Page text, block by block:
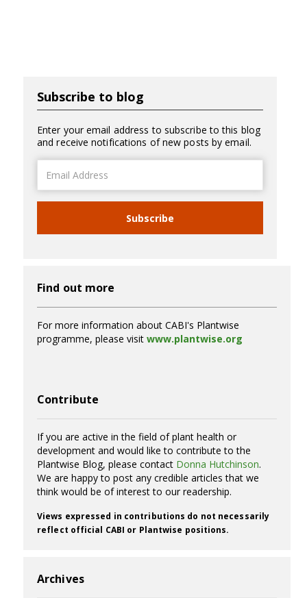
Subscribe to blog
Enter your email address to subscribe to this blog
and receive notifications of new posts by email.
Address
Subscribe
Find out more
For more information about CABI's Plantwise
programme, please visit www.plantwise.org
Contribute
If you are active in the field of plant health or
development and would like to contribute to the
Plantwise Blog, please contact Donna Hutchinson.
We are happy to post any credible articles that we
think would be of interest to our readership.
Views expressed in contributions do not necessarily
reflect official CABI or Plantwise positions.
Archives